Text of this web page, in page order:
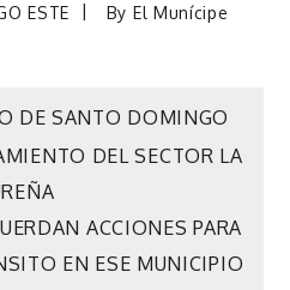
ESTE By El Munícipe
DE SANTO DOMINGO
DEL SECTOR LA
ACCIONES PARA
EN ESE MUNICIPIO